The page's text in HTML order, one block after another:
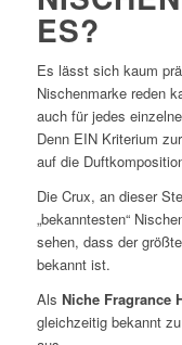
ES?
Es lässt sich kaum
Nischenmarke reden
auch für jedes
Denn EIN Kriterium
auf die
Die Crux, an dieser
„bekanntesten“
sehen, dass der
bekannt ist.
Als Niche Fragrance
gleichzeitig bekannt